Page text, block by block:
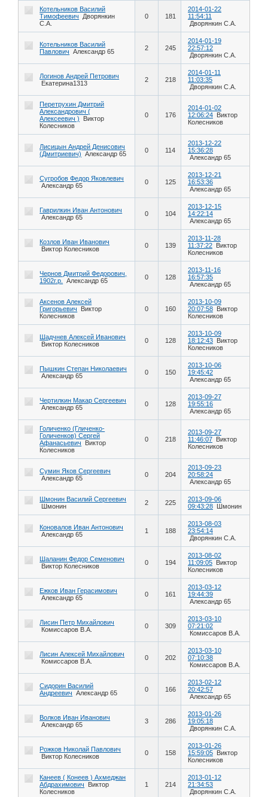
Котельников Василий
Тимофеевич
Дворянкин
С.А.
0 181
2014-01-22
11:54:11
Дворянкин С.А.
Котельников Василий
Павлович
Александр 65 2 245
2014-01-19
22:57:12
Дворянкин С.А.
Логинов Андрей Петрович
Екатерина1313
2 218
2014-01-11
11:03:35
Дворянкин С.А.
Перетрухин Дмитрий
Александрович (
Алексеевич )
Виктор
Колесников
0 176
2014-01-02
12:06:24 Виктор
Колесников
Лисицын Андрей Денисович
(Дмитриевич)
Александр 65 0 114
2013-12-22
15:36:28
Александр 65
Сугробов Федор Яковлевич
Александр 65
0 125
2013-12-21
16:53:36
Александр 65
Гаврилкин Иван Антонович
Александр 65
0 104
2013-12-15
14:22:14
Александр 65
Козлов Иван Иванович
Виктор Колесников
0 139
2013-11-28
11:37:22 Виктор
Колесников
Чернов Дмитрий Федорович,
1902г.р.
Александр 65 0 128
2013-11-16
16:57:35
Александр 65
Аксенов Алексей
Григорьевич
Виктор
Колесников
0 160
2013-10-09
20:07:58 Виктор
Колесников
Шадчнев Алексей Иванович
Виктор Колесников
0 128
2013-10-09
18:12:43 Виктор
Колесников
Пышкин Степан Николаевич
Александр 65
0 150
2013-10-06
19:45:42
Александр 65
Чертилкин Макар Сергеевич
Александр 65
0 128
2013-09-27
19:55:16
Александр 65
Голиченко (Гличенко-
Голиченков) Сергей
Афанасьевич
Виктор
Колесников
0 218
2013-09-27
11:46:07 Виктор
Колесников
Сумин Яков Сергеевич
Александр 65
0 204
2013-09-23
20:58:24
Александр 65
Шмонин Василий Сергеевич
Шмонин
2 225
2013-09-06
09:43:28 Шмонин
Коновалов Иван Антонович
Александр 65
1 188
2013-08-03
23:54:14
Дворянкин С.А.
Шаланин Федор Семенович
Виктор Колесников
0 194
2013-08-02
11:09:05 Виктор
Колесников
Ежков Иван Герасимович
Александр 65
0 161
2013-03-12
19:44:39
Александр 65
Лисин Петр Михайлович
Комиссаров В.А.
0 309
2013-03-10
07:21:02
Комиссаров В.А.
Лисин Алексей Михайлович
Комиссаров В.А.
0 202
2013-03-10
07:10:38
Комиссаров В.А.
Сидорин Василий
Андреевич
Александр 65 0 166
2013-02-12
20:42:57
Александр 65
Волков Иван Иванович
Александр 65
3 286
2013-01-26
19:05:18
Дворянкин С.А.
Рожков Николай Павлович
Виктор Колесников
0 158
2013-01-26
15:59:05 Виктор
Колесников
Канеев ( Конеев ) Ахмеджан
Абдрахимович
Виктор
Колесников
1 214
2013-01-12
21:34:53
Дворянкин С.А.